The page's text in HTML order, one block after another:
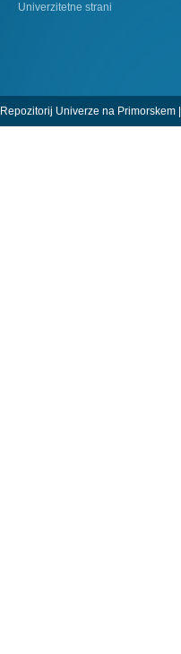
Univerzitetne strani
Repozitorij Univerze na Primorskem |